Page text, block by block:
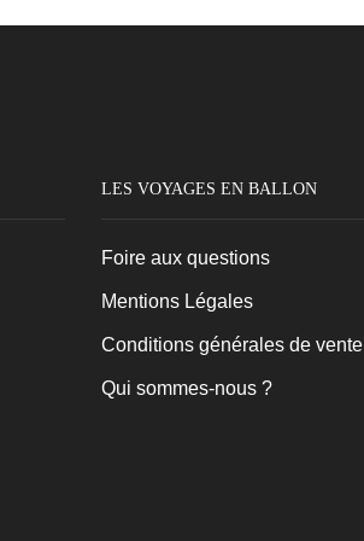
LES VOYAGES EN BALLON
Foire aux questions
Mentions Légales
Conditions générales de vente
Qui sommes-nous ?